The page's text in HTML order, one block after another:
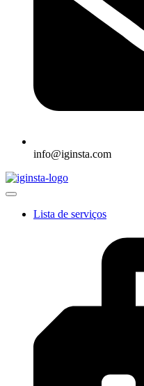
info@iginsta.com
Lista de serviços